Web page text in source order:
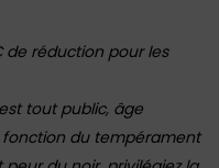
de réduction pour les
tout public, âge
du tempérament